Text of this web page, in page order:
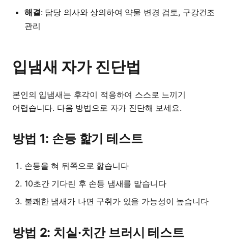
해결: 담당 의사와 상의하여 약물 변경 검토, 구강건조
관리
입냄새 자가 진단법
본인의 입냄새는 후각이 적응하여 스스로 느끼기
어렵습니다. 다음 방법으로 자가 진단해 보세요.
방법 1: 손등 핥기 테스트
손등을 혀 뒤쪽으로 핥습니다
10초간 기다린 후 손등 냄새를 맡습니다
불쾌한 냄새가 나면 구취가 있을 가능성이 높습니다
방법 2: 치실·치간 브러시 테스트